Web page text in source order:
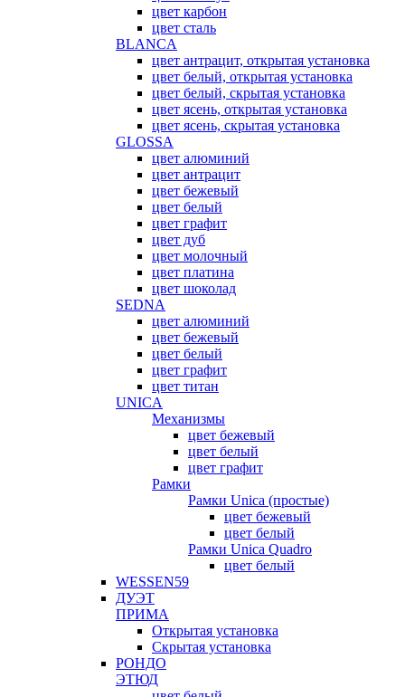
цвет карбон
цвет сталь
BLANCA
цвет антрацит, открытая установка
цвет белый, открытая установка
цвет белый, скрытая установка
цвет ясень, открытая установка
цвет ясень, скрытая установка
GLOSSA
цвет алюминий
цвет антрацит
цвет бежевый
цвет белый
цвет графит
цвет дуб
цвет молочный
цвет платина
цвет шоколад
SEDNA
цвет алюминий
цвет бежевый
цвет белый
цвет графит
цвет титан
UNICA
Механизмы
цвет бежевый
цвет белый
цвет графит
Рамки
Рамки Unica (простые)
цвет бежевый
цвет белый
Рамки Unica Quadro
цвет белый
WESSEN59
ДУЭТ
ПРИМА
Открытая установка
Скрытая установка
РОНДО
ЭТЮД